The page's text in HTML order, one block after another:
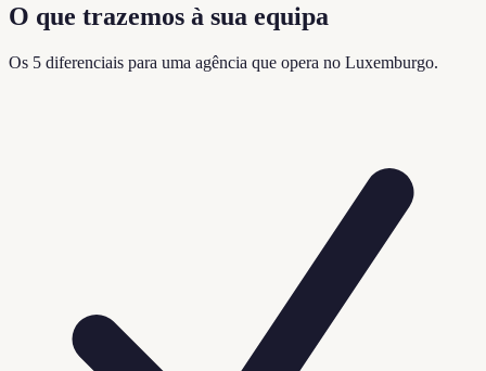
O que trazemos à sua equipa
Os 5 diferenciais para uma agência que opera no Luxemburgo.